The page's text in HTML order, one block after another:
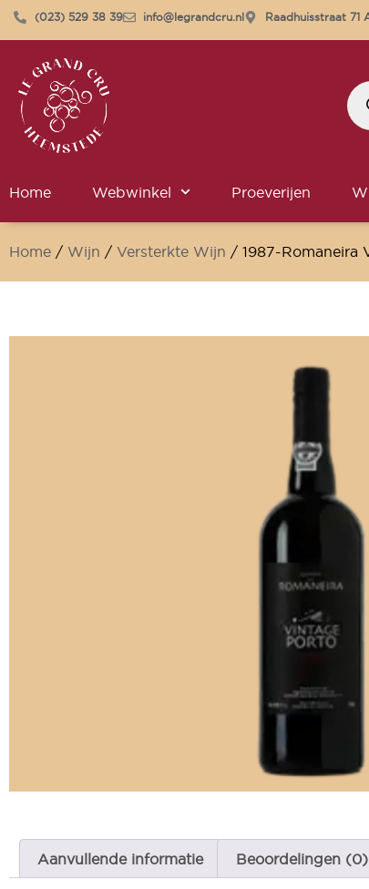
(023) 529 38 39 info@legrandcru.nl Raadhuisstraat 71
Home Webwinkel Proeverijen
Home / Wijn / Versterkte Wijn / 1987-Romaneira
Aanvullende informatie Beoordelingen (0)